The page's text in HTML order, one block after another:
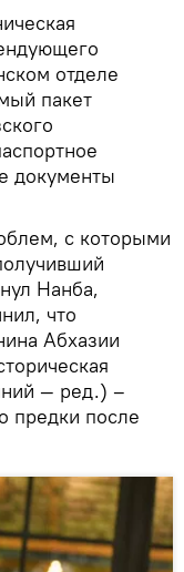
отделе
пакет
документы
с которыми
Нанба,
что
Абхазии
— ред.) –
предки после